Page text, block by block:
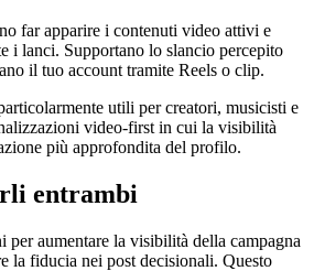
far apparire i contenuti video attivi e
i lanci. Supportano lo slancio percepito
il tuo account tramite Reels o clip.
utili per creatori, musicisti e
video-first in cui la visibilità
più approfondita del profilo.
entrambi
aumentare la visibilità della campagna
la fiducia nei post decisionali. Questo